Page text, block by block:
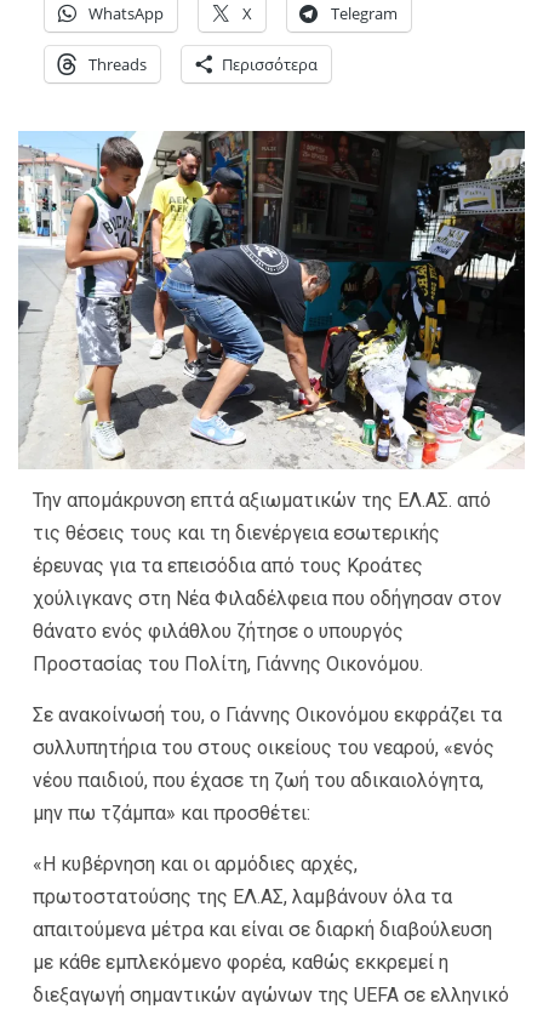
WhatsApp X Telegram
Threads Περισσότερα
Την απομάκρυνση επτά αξιωματικών της ΕΛ.ΑΣ. από
τις θέσεις τους και τη διενέργεια εσωτερικής
έρευνας για τα επεισόδια από τους Κροάτες
χούλιγκανς στη Νέα Φιλαδέλφεια που οδήγησαν στον
θάνατο ενός φιλάθλου ζήτησε ο υπουργός
Προστασίας του Πολίτη, Γιάννης Οικονόμου.
Σε ανακοίνωσή του, ο Γιάννης Οικονόμου εκφράζει τα
συλλυπητήρια του στους οικείους του νεαρού, «ενός
νέου παιδιού, που έχασε τη ζωή του αδικαιολόγητα,
μην πω τζάμπα» και προσθέτει:
«Η κυβέρνηση και οι αρμόδιες αρχές,
πρωτοστατούσης της ΕΛ.ΑΣ, λαμβάνουν όλα τα
απαιτούμενα μέτρα και είναι σε διαρκή διαβούλευση
με κάθε εμπλεκόμενο φορέα, καθώς εκκρεμεί η
διεξαγωγή σημαντικών αγώνων της UEFA σε ελληνικό